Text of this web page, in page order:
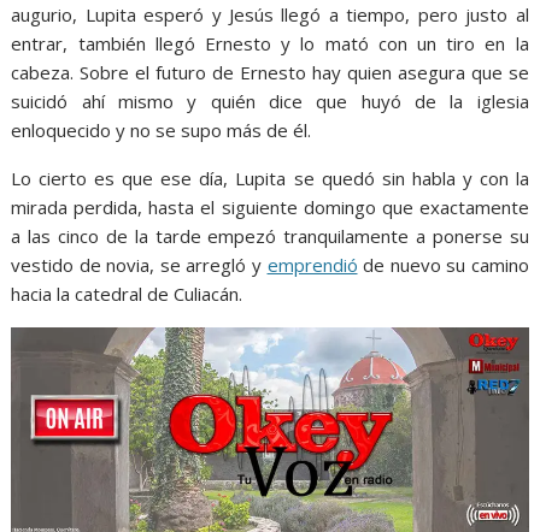
augurio, Lupita esperó y Jesús llegó a tiempo, pero justo al
entrar, también llegó Ernesto y lo mató con un tiro en la
cabeza. Sobre el futuro de Ernesto hay quien asegura que se
suicidó ahí mismo y quién dice que huyó de la iglesia
enloquecido y no se supo más de él.
Lo cierto es que ese día, Lupita se quedó sin habla y con la
mirada perdida, hasta el siguiente domingo que exactamente
a las cinco de la tarde empezó tranquilamente a ponerse su
vestido de novia, se arregló y emprendió de nuevo su camino
hacia la catedral de Culiacán.